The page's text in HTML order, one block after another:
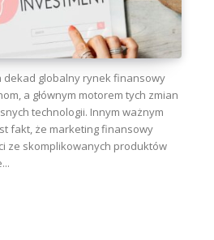
dekad globalny rynek finansowy
a głównym motorem tych zmian
technologii. Innym ważnym
fakt, że marketing finansowy
ze skomplikowanych produktów